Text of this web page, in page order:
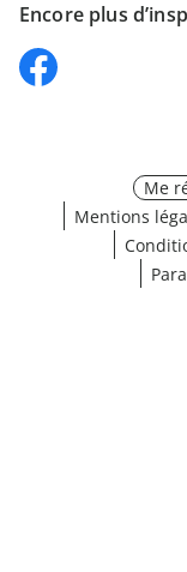
Encore plus
Me
Mentions